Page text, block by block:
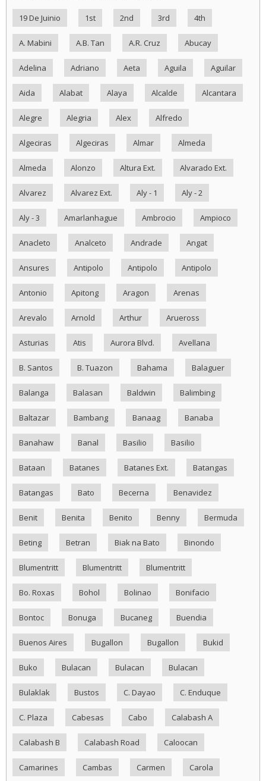
19 De Juinio 1st 2nd 3rd 4th
A. Mabini A.B. Tan A.R. Cruz Abucay
Adelina Adriano Aeta Aguila Aguilar
Aida Alabat Alaya Alcalde Alcantara
Alegre Alegria Alex Alfredo
Algeciras Algeciras Almar Almeda
Almeda Alonzo Altura Ext. Alvarado Ext.
Alvarez Alvarez Ext. Aly - 1 Aly - 2
Aly - 3 Amarlanhague Ambrocio Ampioco
Anacleto Analceto Andrade Angat
Ansures Antipolo Antipolo Antipolo
Antonio Apitong Aragon Arenas
Arevalo Arnold Arthur Arueross
Asturias Atis Aurora Blvd. Avellana
B. Santos B. Tuazon Bahama Balaguer
Balanga Balasan Baldwin Balimbing
Baltazar Bambang Banaag Banaba
Banahaw Banal Basilio Basilio
Bataan Batanes Batanes Ext. Batangas
Batangas Bato Becerna Benavidez
Benit Benita Benito Benny Bermuda
Beting Betran Biak na Bato Binondo
Blumentritt Blumentritt Blumentritt
Bo. Roxas Bohol Bolinao Bonifacio
Bontoc Bonuga Bucaneg Buendia
Buenos Aires Bugallon Bugallon Bukid
Buko Bulacan Bulacan Bulacan
Bulaklak Bustos C. Dayao C. Enduque
C. Plaza Cabesas Cabo Calabash A
Calabash B Calabash Road Caloocan
Camarines Cambas Carmen Carola